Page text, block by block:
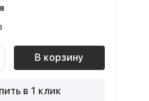
В корзину
в 1 клик